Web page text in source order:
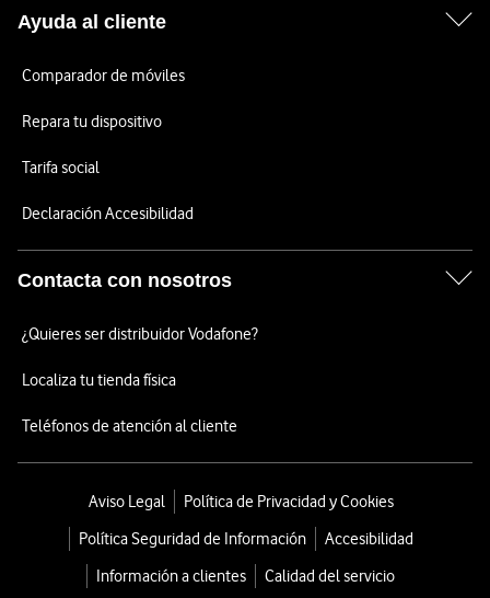
Ayuda al cliente
Comparador de móviles
Repara tu dispositivo
Tarifa social
Declaración Accesibilidad
Contacta con nosotros
¿Quieres ser distribuidor Vodafone?
Localiza tu tienda física
Teléfonos de atención al cliente
Aviso Legal
Política de Privacidad y Cookies
Política Seguridad de Información
Accesibilidad
Información a clientes
Calidad del servicio